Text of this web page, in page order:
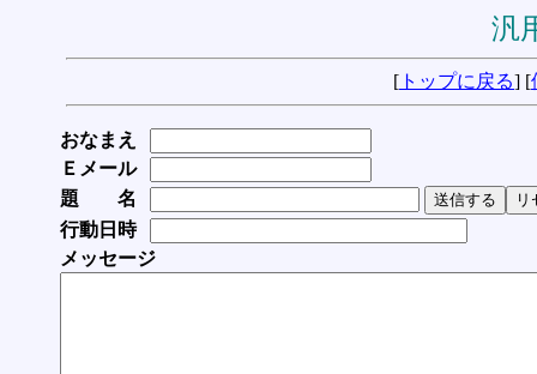
汎
[ トップに戻る] [
おなまえ
Ｅメール
題 名
行動日時
メッセージ